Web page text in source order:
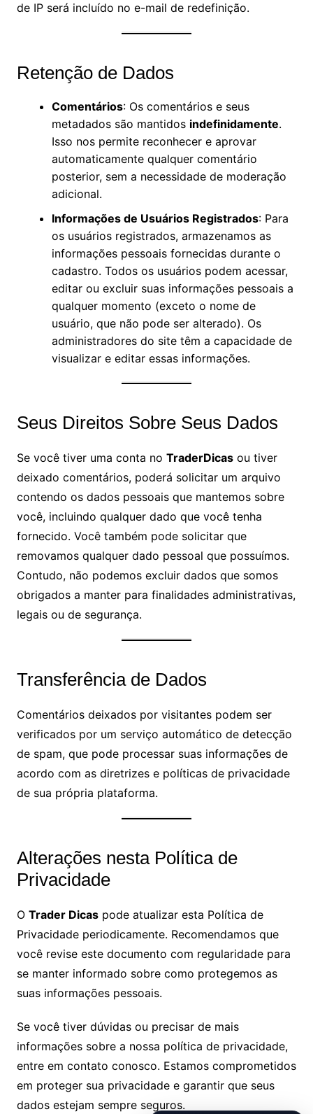
de IP será incluído no e-mail de redefinição.
Retenção de Dados
Comentários: Os comentários e seus
metadados são mantidos indefinidamente.
Isso nos permite reconhecer e aprovar
automaticamente qualquer comentário
posterior, sem a necessidade de moderação
adicional.
Informações de Usuários Registrados: Para
os usuários registrados, armazenamos as
informações pessoais fornecidas durante o
cadastro. Todos os usuários podem acessar,
editar ou excluir suas informações pessoais a
qualquer momento (exceto o nome de
usuário, que não pode ser alterado). Os
administradores do site têm a capacidade de
visualizar e editar essas informações.
Seus Direitos Sobre Seus Dados
Se você tiver uma conta no TraderDicasou tiver
deixado comentários, poderá solicitar um arquivo
contendo os dados pessoais que mantemos sobre
você, incluindo qualquer dado que você tenha
fornecido. Você também pode solicitar que
removamos qualquer dado pessoal que possuímos.
Contudo, não podemos excluir dados que somos
obrigados a manter para finalidades administrativas,
legais ou de segurança.
Transferência de Dados
Comentários deixados por visitantes podem ser
verificados por um serviço automático de detecção
de spam, que pode processar suas informações de
acordo com as diretrizes e políticas de privacidade
de sua própria plataforma.
Alterações nesta Política de
Privacidade
O Trader Dicaspode atualizar esta Política de
Privacidade periodicamente. Recomendamos que
você revise este documento com regularidade para
se manter informado sobre como protegemos as
suas informações pessoais.
Se você tiver dúvidas ou precisar de mais
informações sobre a nossa política de privacidade,
entre em contato conosco. Estamos comprometidos
em proteger sua privacidade e garantir que seus
dados estejam sempre seguros.